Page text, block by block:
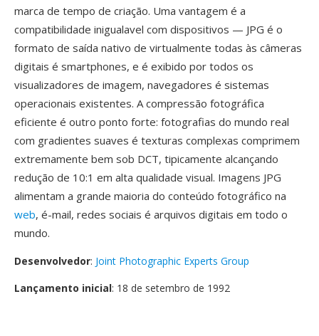
marca de tempo de criação. Uma vantagem é a
compatibilidade inigualavel com dispositivos — JPG é o
formato de saída nativo de virtualmente todas às câmeras
digitais é smartphones, e é exibido por todos os
visualizadores de imagem, navegadores é sistemas
operacionais existentes. A compressão fotográfica
eficiente é outro ponto forte: fotografias do mundo real
com gradientes suaves é texturas complexas comprimem
extremamente bem sob DCT, tipicamente alcançando
redução de 10:1 em alta qualidade visual. Imagens JPG
alimentam a grande maioria do conteúdo fotográfico na
web, é-mail, redes sociais é arquivos digitais em todo o
mundo.
Desenvolvedor: Joint Photographic Experts Group
Lançamento inicial: 18 de setembro de 1992